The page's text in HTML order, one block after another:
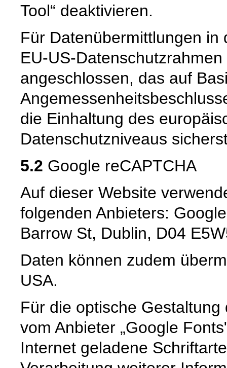
Tool“ deaktivieren.
Für Datenübermittlungen in
EU-US-
angeschlossen, das auf
die Einhaltung des
Datenschutzniveaus
5.2 Google reCAPTCHA
Auf dieser Website
folgenden Anbieters:
Barrow St, Dublin, D04
Daten können zudem
USA.
Für die optische
vom Anbieter „Google
Internet geladene